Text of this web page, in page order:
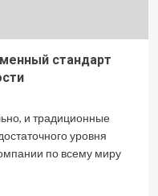
стандарт
и традиционные
уровня
по всему миру